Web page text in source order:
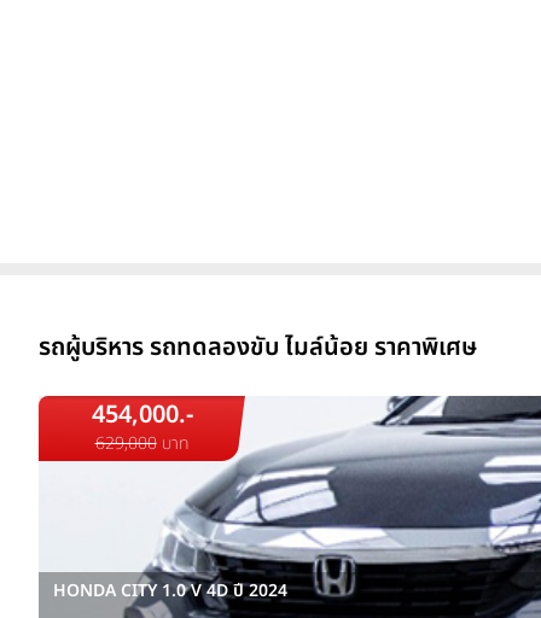
รถผู้บริหาร รถทดลองขับ ไมล์น้อย ราคาพิเศษ
454,000.-
629,000บาท
HONDA CITY 1.0 V 4D ปี 2024